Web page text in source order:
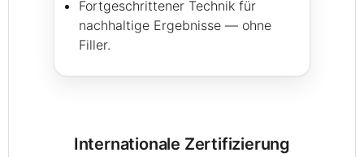
Fortgeschrittener Technik für
nachhaltige Ergebnisse — ohne
Filler.
Internationale Zertifizierung